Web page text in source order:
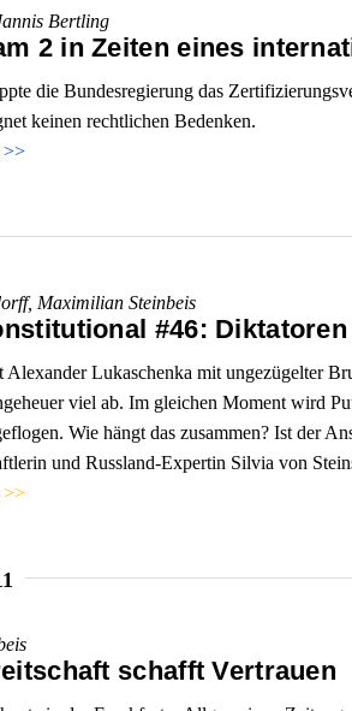
Bertling
2 in Zeiten eines
die Bundesregierung das
keinen rechtlichen Bedenken.
>>
, Maximilian Steinbeis
#46:
Lukaschenka mit ungezügelter
viel ab. Im gleichen Moment wird
Wie hängt das zusammen? Ist der
und Russland-Expertin Silvia von
>>
schafft Vertrauen